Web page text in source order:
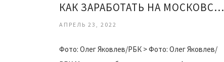
КАК ЗАРАБОТАТЬ НА МОСКОВСКОЙ БИРЖЕ ВИДЕО
АПРЕЛЬ 23, 2022
Фото: Олег Яковлев/РБК > Фото: Олег Яковлев/